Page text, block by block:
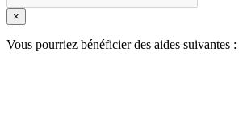
×
Vous pourriez bénéficier des aides suivantes :